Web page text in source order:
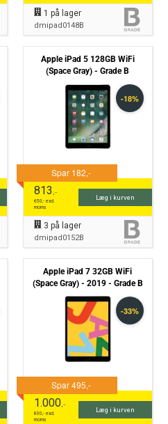
1 på lager
dmipad0148B
Apple iPad 5 128GB WiFi
(Space Gray) - Grade B
813,-
650,- excl.
moms
Læg i kurven
3 på lager
dmipad0152B
Apple iPad 7 32GB WiFi
(Space Gray) - 2019 - Grade B
1.000,-
800,- excl.
moms
Læg i kurven